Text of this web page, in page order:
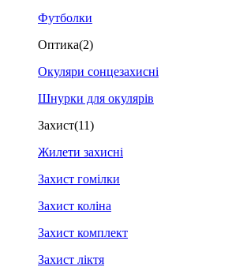
Футболки
Оптика(2)
Окуляри сонцезахисні
Шнурки для окулярів
Захист(11)
Жилети захисні
Захист гомілки
Захист коліна
Захист комплект
Захист ліктя